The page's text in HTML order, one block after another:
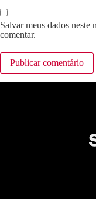
Salvar meus dados neste
comentar.